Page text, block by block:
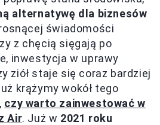
alternatywę dla biznesów
świadomości
z chęcią sięgają po
inwestycja w uprawy
ziół staje się coraz bardziej
krążymy wokół tego
czy warto zainwestować w
Air. Już w 2021 roku